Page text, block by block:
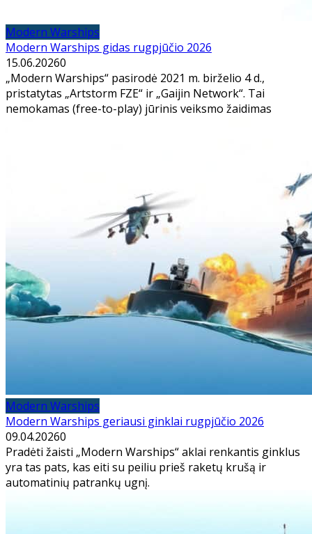
Modern Warships
Modern Warships gidas rugpjūčio 2026
15.06.20260
„Modern Warships“ pasirodė 2021 m. birželio 4 d.,
pristatytas „Artstorm FZE“ ir „Gaijin Network“. Tai
nemokamas (free-to-play) jūrinis veiksmo žaidimas
Modern Warships
Modern Warships geriausi ginklai rugpjūčio 2026
09.04.20260
Pradėti žaisti „Modern Warships“ aklai renkantis ginklus
yra tas pats, kas eiti su peiliu prieš raketų krušą ir
automatinių patrankų ugnį.